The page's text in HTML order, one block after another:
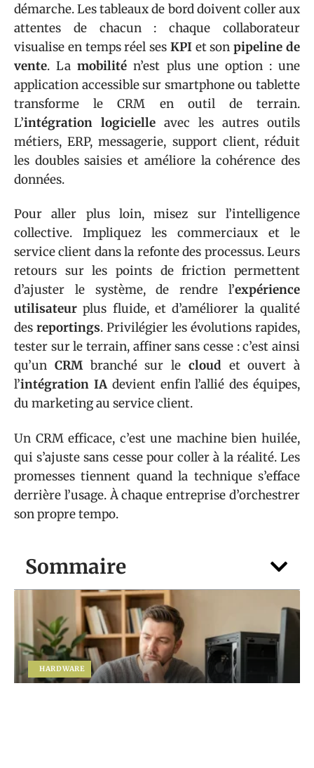
Sommaire
HARDWARE
démarche. Les tableaux de bord doivent coller aux
attentes de chacun : chaque collaborateur
visualise en temps réel ses KPIet sonpipeline de
vente. Lamobilité n’est plus une option : une
application accessible sur smartphone ou tablette
transforme le CRM en outil de terrain.
L’intégration logicielle avec les autres outils
métiers, ERP, messagerie, support client, réduit
les doubles saisies et améliore la cohérence des
données.
Pour aller plus loin, misez sur l’intelligence
collective. Impliquez les commerciaux et le
service client dans la refonte des processus. Leurs
retours sur les points de friction permettent
d’ajuster le système, de rendre l’expérience
utilisateur plus fluide, et d’améliorer la qualité
des reportings. Privilégier les évolutions rapides,
tester sur le terrain, affiner sans cesse : c’est ainsi
qu’un CRMbranché sur le cloud et ouvert à
l’intégration IAdevient enfin l’allié des équipes,
du marketing au service client.
Un CRM efficace, c’est une machine bien huilée,
qui s’ajuste sans cesse pour coller à la réalité. Les
promesses tiennent quand la technique s’efface
derrière l’usage. À chaque entreprise d’orchestrer
son propre tempo.